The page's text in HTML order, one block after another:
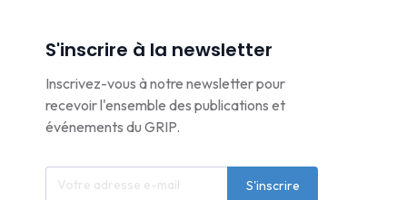
S'inscrire à la newsletter
Inscrivez-vous à notre newsletter pour
recevoir l'ensemble des publications et
événements du GRIP.
S'inscrire